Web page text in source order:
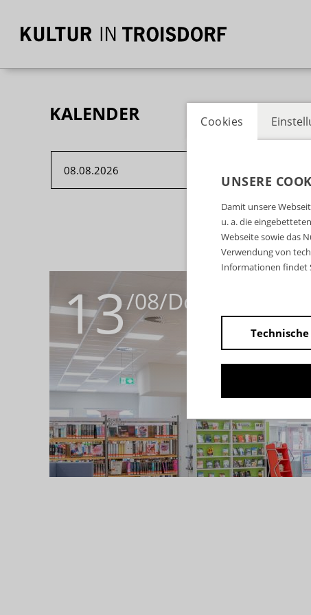
KALENDER
13/08/Do
Cookies
UNSERE
Damit unsere
u. a. die
Webseite sowie das
Verwendung von
Informationen findet